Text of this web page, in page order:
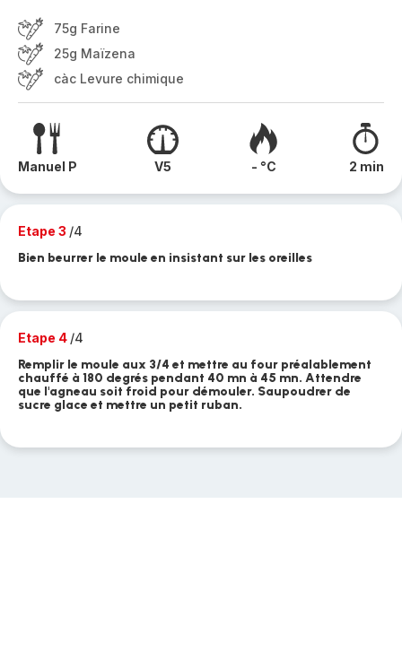
75g Farine
25g Maïzena
càc Levure chimique
Manuel P V5 - °C 2 min
Etape 3 /4
Bien beurrer le moule en insistant sur les oreilles
Etape 4 /4
Remplir le moule aux 3/4 et mettre au four préalablement
chauffé à 180 degrés pendant 40 mn à 45 mn. Attendre
que l'agneau soit froid pour démouler. Saupoudrer de
sucre glace et mettre un petit ruban.